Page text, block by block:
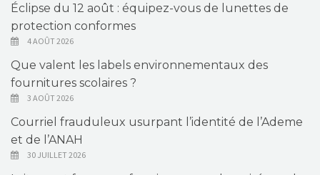
Éclipse du 12 août : équipez-vous de lunettes de
protection conformes
4 AOÛT 2026
Que valent les labels environnementaux des
fournitures scolaires ?
3 AOÛT 2026
Courriel frauduleux usurpant l’identité de l’Ademe
et de l’ANAH
30 JUILLET 2026